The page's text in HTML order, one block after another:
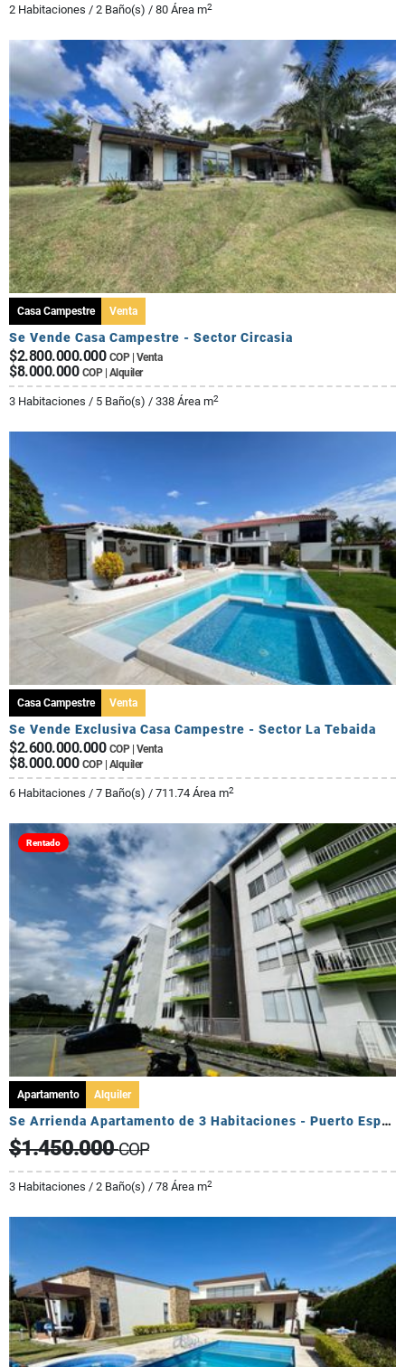
2 Habitaciones / 2 Baño(s) / 80 Área m2
Casa Campestre Venta
Se Vende Casa Campestre - Sector Circasia
$2.800.000.000 COP | Venta
$8.000.000 COP | Alquiler
3 Habitaciones / 5 Baño(s) / 338 Área m2
Casa Campestre Venta
Se Vende Exclusiva Casa Campestre - Sector La Tebaida
$2.600.000.000 COP | Venta
$8.000.000 COP | Alquiler
6 Habitaciones / 7 Baño(s) / 711.74 Área m2
Rentado
Apartamento Alquiler
Se Arrienda Apartamento de 3 Habitaciones - Puerto Espejo
$1.450.000COP
3 Habitaciones / 2 Baño(s) / 78 Área m2